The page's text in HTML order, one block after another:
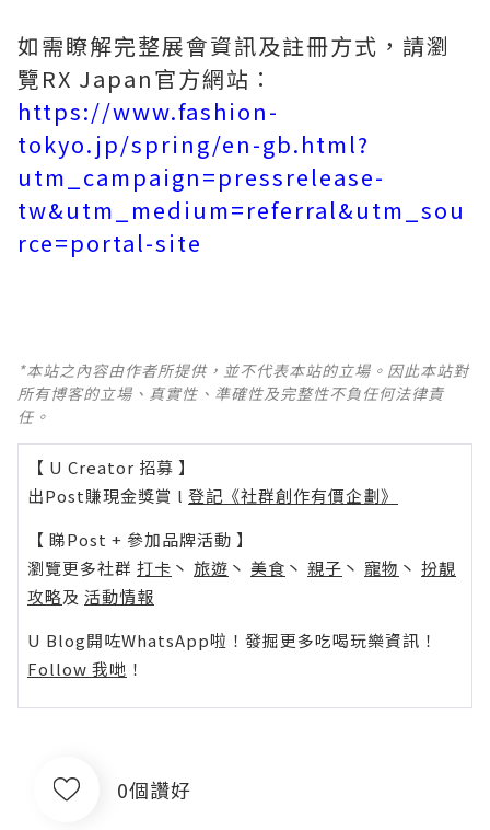
如需瞭解完整展會資訊及註冊方式，請瀏
覽RX Japan官方網站：
https://www.fashion-
tokyo.jp/spring/en-gb.html?
utm_campaign=pressrelease-
tw&utm_medium=referral&utm_sou
rce=portal-site
*本站之內容由作者所提供，並不代表本站的立場。因此本站對
所有博客的立場、真實性、準確性及完整性不負任何法律責
任。
【 U Creator 招募 】
出Post賺現金獎賞 l 登記《社群創作有價企劃》
【 睇Post + 參加品牌活動 】
瀏覽更多社群 打卡 丶 旅遊 丶 美食 丶 親子 丶 寵物 丶 扮靚
攻略及 活動情報
U Blog開咗WhatsApp啦！發掘更多吃喝玩樂資訊！
Follow 我哋 ！
0個讚好